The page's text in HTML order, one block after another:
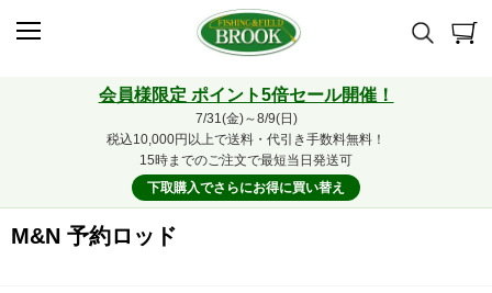
会員様限定 ポイント5倍セール開催！
7/31(金)～8/9(日)
税込10,000円以上で送料・代引き手数料無料！
15時までのご注文で最短当日発送可
下取購入でさらにお得に買い替え
M&N 予約ロッド